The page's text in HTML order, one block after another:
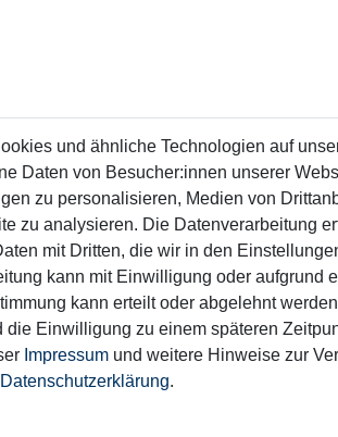
und ähnliche Technologien auf
Daten von Besucher:innen unserer
zu personalisieren, Medien von
zu analysieren. Die Datenverarbeitung
mit Dritten, die wir in den
kann mit Einwilligung oder aufgrund
kann erteilt oder abgelehnt
Einwilligung zu einem späteren
Impressum und weitere Hinweise zur
Daten­schutz­erklärung.